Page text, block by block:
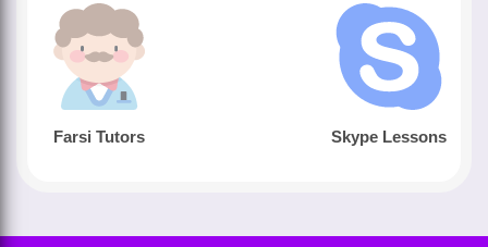
Farsi Tutors Skype Lessons